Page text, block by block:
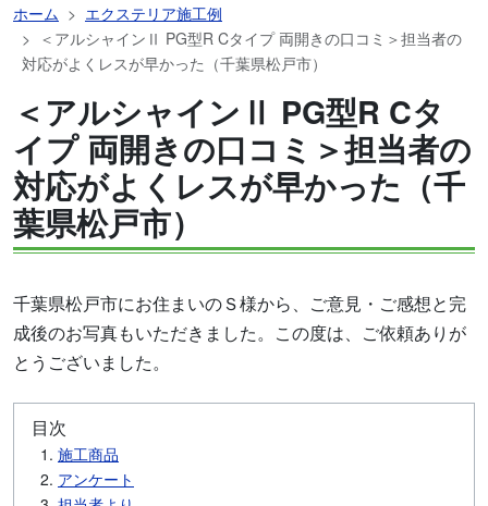
ホーム
エクステリア施工例
＜アルシャインⅡ PG型R Cタイプ 両開きの口コミ＞担当者の
対応がよくレスが早かった（千葉県松戸市）
＜アルシャインⅡ PG型R Cタ
イプ 両開きの口コミ＞担当者の
対応がよくレスが早かった（千
葉県松戸市）
千葉県松戸市にお住まいのＳ様から、ご意見・ご感想と完
成後のお写真もいただきました。この度は、ご依頼ありが
とうございました。
目次
施工商品
アンケート